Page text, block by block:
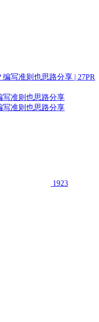
写准则也思路分享
写准则也思路分享
1923